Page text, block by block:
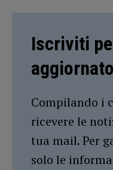
Iscriviti
Compilando i
ricevere le
tua mail. Per
solo le